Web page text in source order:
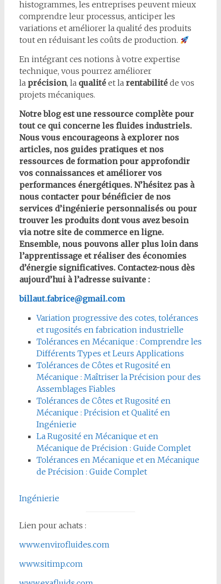
histogrammes, les entreprises peuvent mieux
comprendre leur processus, anticiper les
variations et améliorer la qualité des produits
tout en réduisant les coûts de production.
En intégrant ces notions à votre expertise
technique, vous pourrez améliorer
la précision, la qualitéet la rentabilitéde vos
projets mécaniques.
Notre blog est une ressource complète pour
tout ce qui concerne les fluides industriels.
Nous vous encourageons à explorer nos
articles, nos guides pratiques et nos
ressources de formation pour approfondir
vos connaissances et améliorer vos
performances énergétiques. N’hésitez pas à
nous contacter pour bénéficier de nos
services d’ingénierie personnalisés ou pour
trouver les produits dont vous avez besoin
via notre site de commerce en ligne.
Ensemble, nous pouvons aller plus loin dans
l’apprentissage et réaliser des économies
d’énergie significatives. Contactez-nous dès
aujourd’hui à l’adresse suivante :
billaut.fabrice@gmail.com
Variation progressive des cotes, tolérances
et rugosités en fabrication industrielle
Tolérances en Mécanique : Comprendre les
Différents Types et Leurs Applications
Tolérances de Côtes et Rugosité en
Mécanique : Maîtriser la Précision pour des
Assemblages Fiables
Tolérances de Côtes et Rugosité en
Mécanique : Précision et Qualité en
Ingénierie
La Rugosité en Mécanique et en
Mécanique de Précision : Guide Complet
Tolérances en Mécanique et en Mécanique
de Précision : Guide Complet
Ingénierie
Lien pour achats :
www.envirofluides.com
www.sitimp.com